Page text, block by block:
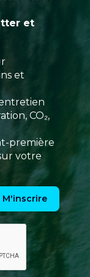
et
et
CO₂,
première
votre
M'inscrire